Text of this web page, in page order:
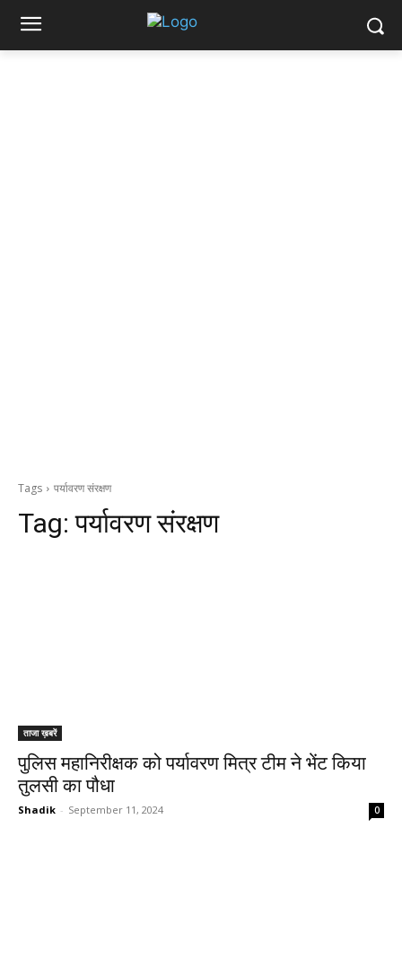
Tags पर्यावरण संरक्षण
Tag:पर्यावरण संरक्षण
ताजा ख़बरें
पुलिस महानिरीक्षक को पर्यावरण मित्र टीम ने भेंट किया
तुलसी का पौधा
Shadik - September 11, 2024 0